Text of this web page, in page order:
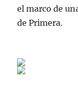
el marco de
de Primera.